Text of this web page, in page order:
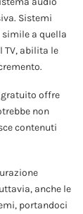
Sistemi
simile a quella
abilita le
gratuito offre
non
contenuti
anche le
portandoci